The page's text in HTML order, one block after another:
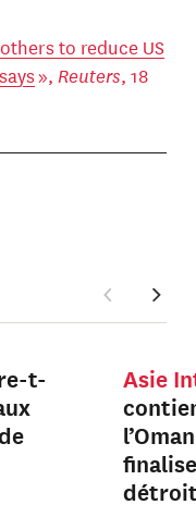
to reduce US
», Reuters, 18
t-
Asie